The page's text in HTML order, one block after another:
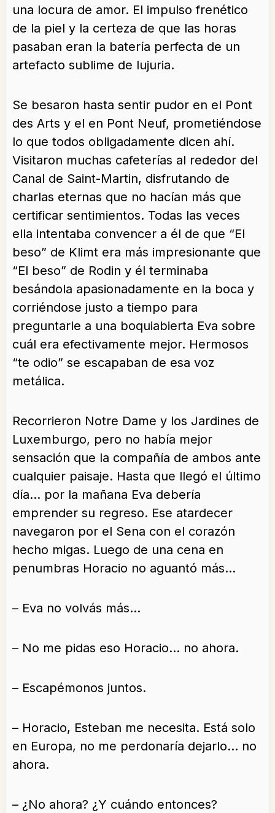
una locura de amor. El impulso frenético
de la piel y la certeza de que las horas
pasaban eran la batería perfecta de un
artefacto sublime de lujuria.
Se besaron hasta sentir pudor en el Pont
des Arts y el en Pont Neuf, prometiéndose
lo que todos obligadamente dicen ahí.
Visitaron muchas cafeterías al rededor del
Canal de Saint-Martin, disfrutando de
charlas eternas que no hacían más que
certificar sentimientos. Todas las veces
ella intentaba convencer a él de que “El
beso” de Klimt era más impresionante que
“El beso” de Rodin y él terminaba
besándola apasionadamente en la boca y
corriéndose justo a tiempo para
preguntarle a una boquiabierta Eva sobre
cuál era efectivamente mejor. Hermosos
“te odio” se escapaban de esa voz
metálica.
Recorrieron Notre Dame y los Jardines de
Luxemburgo, pero no había mejor
sensación que la compañía de ambos ante
cualquier paisaje. Hasta que llegó el último
día… por la mañana Eva debería
emprender su regreso. Ese atardecer
navegaron por el Sena con el corazón
hecho migas. Luego de una cena en
penumbras Horacio no aguantó más…
– Eva no volvás más…
– No me pidas eso Horacio… no ahora.
– Escapémonos juntos.
– Horacio, Esteban me necesita. Está solo
en Europa, no me perdonaría dejarlo… no
ahora.
– ¿No ahora? ¿Y cuándo entonces?